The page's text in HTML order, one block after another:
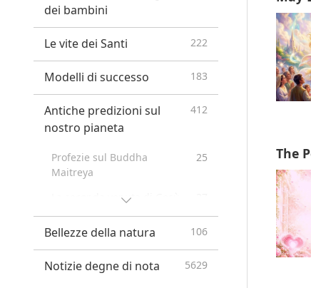
dei bambini
Le vite dei Santi 222
Modelli di successo 183
Antiche predizioni sul
nostro pianeta
412
Profezie sul Buddha
Maitreya
25
La seconda venuta di Gesù
Profezie delle Prime Nazioni
20
Prophecies of the End Times
26
Bellezze della natura 106
Notizie degne di nota 5629
The